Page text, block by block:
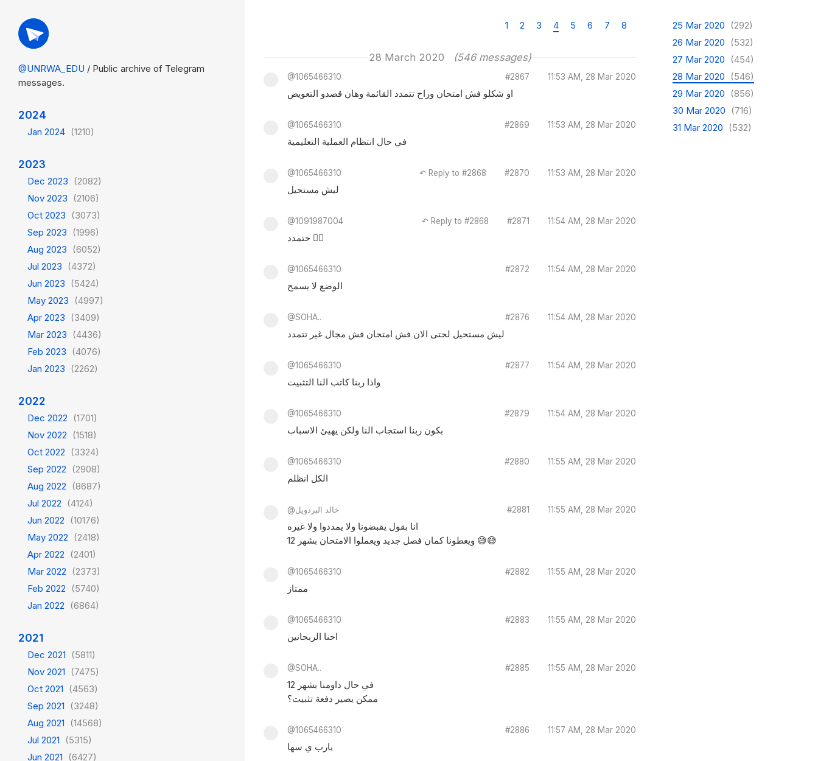
@UNRWA_EDU / Public archive of Telegram
messages.
2024
Jan 2024 (1210)
2023
Dec 2023 (2082)
Nov 2023 (2106)
Oct 2023 (3073)
Sep 2023 (1996)
Aug 2023 (6052)
Jul 2023 (4372)
Jun 2023 (5424)
May 2023 (4997)
Apr 2023 (3409)
Mar 2023 (4436)
Feb 2023 (4076)
Jan 2023 (2262)
2022
Dec 2022 (1701)
Nov 2022 (1518)
Oct 2022 (3324)
Sep 2022 (2908)
Aug 2022 (8687)
Jul 2022 (4124)
Jun 2022 (10176)
May 2022 (2418)
Apr 2022 (2401)
Mar 2022 (2373)
Feb 2022 (5740)
Jan 2022 (6864)
2021
Dec 2021 (5811)
Nov 2021 (7475)
Oct 2021 (4563)
Sep 2021 (3248)
Aug 2021 (14568)
Jul 2021 (5315)
Jun 2021 (6427)
1 2 3 4 5 6 7 8
28 March 2020 (546 messages)
@1065466310 #2867 11:53 AM, 28 Mar 2020
او شكلو فش امتحان وراح تتمدد القائمة وهان قصدو التعويض
@1065466310 #2869 11:53 AM, 28 Mar 2020
في حال انتظام العملية التعليمية
@1065466310 ↶ Reply to #2868 #2870 11:53 AM, 28 Mar 2020
ليش مستحيل
@1091987004 ↶ Reply to #2868 #2871 11:54 AM, 28 Mar 2020
حتمدد ✋🏻
@1065466310 #2872 11:54 AM, 28 Mar 2020
الوضع لا يسمح
@SOHA.. #2876 11:54 AM, 28 Mar 2020
ليش مستحيل لحتى الان فش امتحان فش مجال غير تتمدد
@1065466310 #2877 11:54 AM, 28 Mar 2020
واذا ربنا كاتب النا التثبيت
@1065466310 #2879 11:54 AM, 28 Mar 2020
بكون ربنا استجاب النا ولكن يهيئ الاسباب
@1065466310 #2880 11:55 AM, 28 Mar 2020
الكل انظلم
@خالد البردويل #2881 11:55 AM, 28 Mar 2020
انا بقول يقبضونا ولا يمددوا ولا غيره
ويعطونا كمان فصل جديد ويعملوا الامتحان بشهر 12 😅😅
@1065466310 #2882 11:55 AM, 28 Mar 2020
ممتاز
@1065466310 #2883 11:55 AM, 28 Mar 2020
احنا الربحانين
@SOHA.. #2885 11:55 AM, 28 Mar 2020
في حال داومنا بشهر 12
ممكن يصير دفعة تثبيت؟
@1065466310 #2886 11:57 AM, 28 Mar 2020
يارب ي سها
25 Mar 2020 (292)
26 Mar 2020 (532)
27 Mar 2020 (454)
28 Mar 2020 (546)
29 Mar 2020 (856)
30 Mar 2020 (716)
31 Mar 2020 (532)